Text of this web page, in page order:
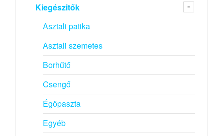
Kiegészitők
Asztali patika
Asztali szemetes
Borhűtő
Csengő
Égőpaszta
Egyéb